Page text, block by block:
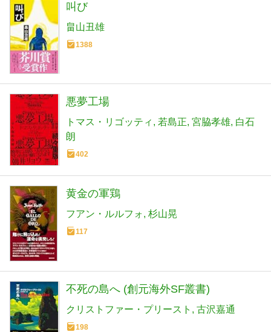
叫び
畠山丑雄
1388
悪夢工場
トマス・リゴッティ 若島正 宮脇孝雄 白石
朗
402
黄金の軍鶏
フアン・ルルフォ 杉山晃
117
不死の島へ (創元海外SF叢書)
クリストファー・プリースト 古沢嘉通
198